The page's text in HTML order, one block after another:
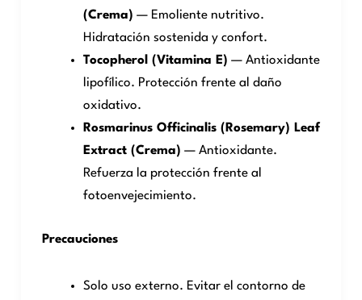
(Crema) — Emoliente nutritivo.
Hidratación sostenida y confort.
Tocopherol (Vitamina E) — Antioxidante
lipofílico. Protección frente al daño
oxidativo.
Rosmarinus Officinalis (Rosemary) Leaf
Extract (Crema) — Antioxidante.
Refuerza la protección frente al
fotoenvejecimiento.
Precauciones
Solo uso externo. Evitar el contorno de